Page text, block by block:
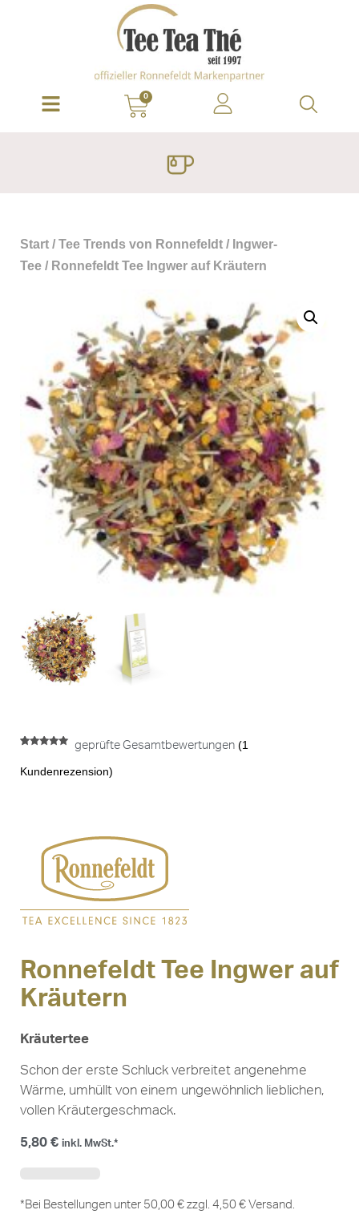
0
Start / Tee Trends von Ronnefeldt / Ingwer-
Tee / Ronnefeldt Tee Ingwer auf Kräutern
basierend
geprüfte Gesamtbewertungen (1
Kundenrezension)
Ronnefeldt Tee Ingwer auf
Kräutern
Kräutertee
Schon der erste Schluck verbreitet angenehme
Wärme, umhüllt von einem ungewöhnlich lieblichen,
vollen Kräutergeschmack.
5,80 € inkl. MwSt.*
*Bei Bestellungen unter 50,00 € zzgl. 4,50 € Versand.